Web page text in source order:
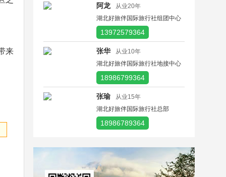
来
阿龙
从业20年
湖北好旅伴国际旅行社组团中心
13972579364
张华
从业10年
湖北好旅伴国际旅行社地接中心
18986799364
张瑜
从业15年
湖北好旅伴国际旅行社总部
18986789364